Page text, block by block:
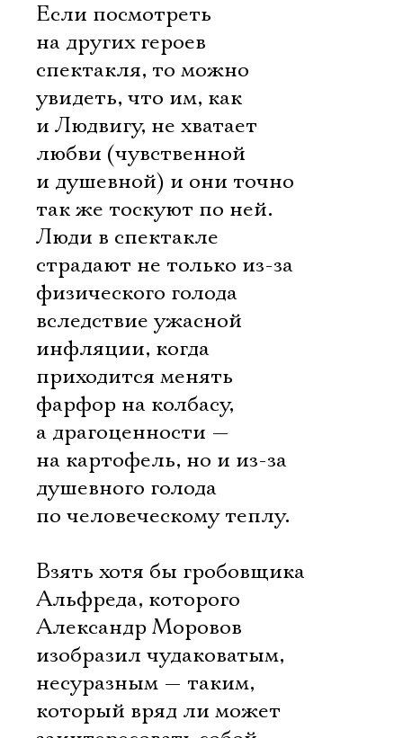
Если посмотреть
на других героев
спектакля, то можно
увидеть, что им, как
и Людвигу, не хватает
любви (чувственной
и душевной) и они точно
так же тоскуют по ней.
Люди в спектакле
страдают не только из-за
физического голода
вследствие ужасной
инфляции, когда
приходится менять
фарфор на колбасу,
а драгоценности —
на картофель, но и из-за
душевного голода
по человеческому теплу.
Взять хотя бы гробовщика
Альфреда, которого
Александр Моровов
изобразил чудаковатым,
несуразным — таким,
который вряд ли может